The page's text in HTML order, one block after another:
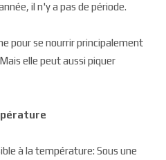
il n'y a pas de période.
pour se nourrir principalement
elle peut aussi piquer
à la température: Sous une